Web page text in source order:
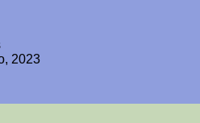
2023